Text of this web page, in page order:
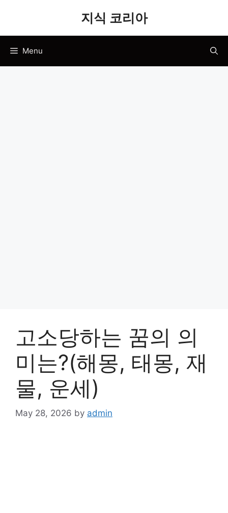
지식 코리아
Menu
고소당하는 꿈의 의
미는?(해몽, 태몽, 재
물, 운세)
May 28, 2026 by admin